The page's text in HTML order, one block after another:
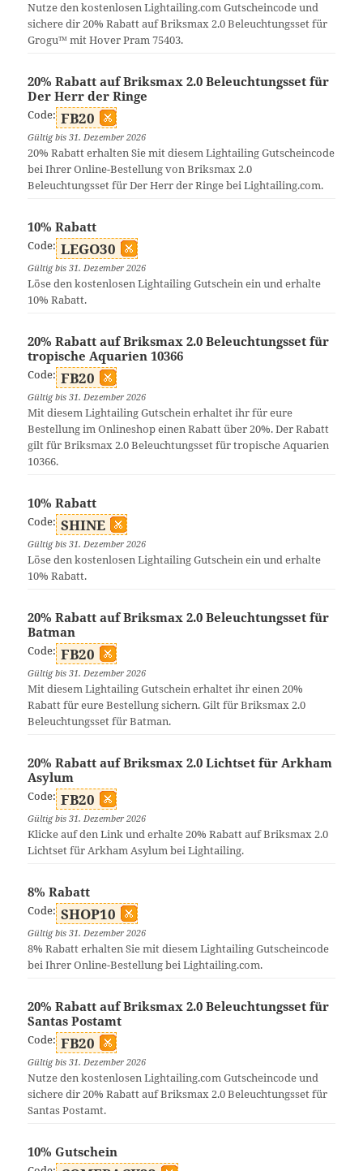
Nutze den kostenlosen Lightailing.com Gutscheincode und
sichere dir 20% Rabatt auf Briksmax 2.0 Beleuchtungsset für
Grogu™ mit Hover Pram 75403.
20% Rabatt auf Briksmax 2.0 Beleuchtungsset für
Der Herr der Ringe
Code: FB20
Gültig bis 31. Dezember 2026
20% Rabatt erhalten Sie mit diesem Lightailing Gutscheincode
bei Ihrer Online-Bestellung von Briksmax 2.0
Beleuchtungsset für Der Herr der Ringe bei Lightailing.com.
10% Rabatt
Code: LEGO30
Gültig bis 31. Dezember 2026
Löse den kostenlosen Lightailing Gutschein ein und erhalte
10% Rabatt.
20% Rabatt auf Briksmax 2.0 Beleuchtungsset für
tropische Aquarien 10366
Code: FB20
Gültig bis 31. Dezember 2026
Mit diesem Lightailing Gutschein erhaltet ihr für eure
Bestellung im Onlineshop einen Rabatt über 20%. Der Rabatt
gilt für Briksmax 2.0 Beleuchtungsset für tropische Aquarien
10366.
10% Rabatt
Code: SHINE
Gültig bis 31. Dezember 2026
Löse den kostenlosen Lightailing Gutschein ein und erhalte
10% Rabatt.
20% Rabatt auf Briksmax 2.0 Beleuchtungsset für
Batman
Code: FB20
Gültig bis 31. Dezember 2026
Mit diesem Lightailing Gutschein erhaltet ihr einen 20%
Rabatt für eure Bestellung sichern. Gilt für Briksmax 2.0
Beleuchtungsset für Batman.
20% Rabatt auf Briksmax 2.0 Lichtset für Arkham
Asylum
Code: FB20
Gültig bis 31. Dezember 2026
Klicke auf den Link und erhalte 20% Rabatt auf Briksmax 2.0
Lichtset für Arkham Asylum bei Lightailing.
8% Rabatt
Code: SHOP10
Gültig bis 31. Dezember 2026
8% Rabatt erhalten Sie mit diesem Lightailing Gutscheincode
bei Ihrer Online-Bestellung bei Lightailing.com.
20% Rabatt auf Briksmax 2.0 Beleuchtungsset für
Santas Postamt
Code: FB20
Gültig bis 31. Dezember 2026
Nutze den kostenlosen Lightailing.com Gutscheincode und
sichere dir 20% Rabatt auf Briksmax 2.0 Beleuchtungsset für
Santas Postamt.
10% Gutschein